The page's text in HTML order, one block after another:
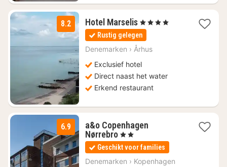
8.2 Hotel Marselis1
nacht
vanaf
€
, 4 Sterren
Rustig gelegen
Denemarken › Århus
Exclusief hotel
Direct naast het water
Erkend restaurant
6.9
a&o Copenhagen
Nørrebro2
nachten
vanaf
€
, 2 Sterren
Geschikt voor families
Denemarken › Kopenhagen